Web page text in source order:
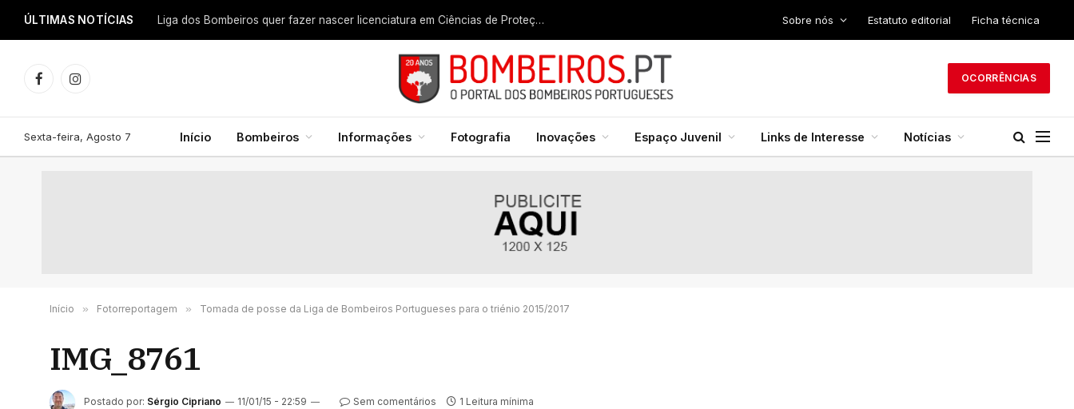
ÚLTIMAS NOTÍCIAS Liga dos Bombeiros quer fazer nascer licenciatura em Ciências de Proteção Civil e Bombeiros Sobre nós Estatuto editorial Ficha técnica
FacebookInstagram
OCORRÊNCIAS
Sexta-feira, Agosto 7 Início Bombeiros Informações Fotografia Inovações Espaço Juvenil Links de Interesse Notícias
Início » Fotorreportagem » Tomada de posse da Liga de Bombeiros Portugueses para o triénio 2015/2017
IMG_8761
Postado por: Sérgio Cipriano 11/01/15 - 22:59 Sem comentários 1 Leitura mínima